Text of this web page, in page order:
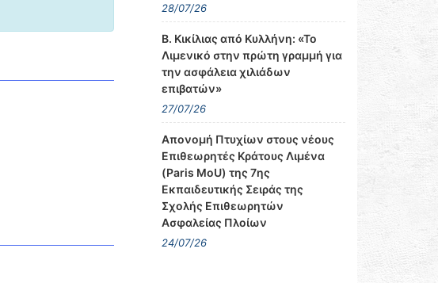
28/07/26
Β. Κικίλιας από Κυλλήνη: «Το
Λιμενικό στην πρώτη γραμμή για
την ασφάλεια χιλιάδων
επιβατών»
27/07/26
Απονομή Πτυχίων στους νέους
Επιθεωρητές Κράτους Λιμένα
(Paris MoU) της 7ης
Εκπαιδευτικής Σειράς της
Σχολής Επιθεωρητών
Ασφαλείας Πλοίων
24/07/26